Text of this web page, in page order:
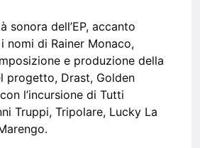
sonora dell’EP, accanto
nomi di Rainer Monaco,
e produzione della
progetto, Drast, Golden
l’incursione di Tutti
Truppi, Tripolare, Lucky La